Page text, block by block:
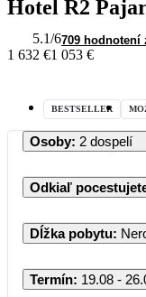
Hotel R2
5.1/6709 hodnotení
1 632 €1 053 €
BESTSELLER
Osoby: 2 dospelí
Odkiaľ
Dĺžka pobytu:
Termín: 19.08 -